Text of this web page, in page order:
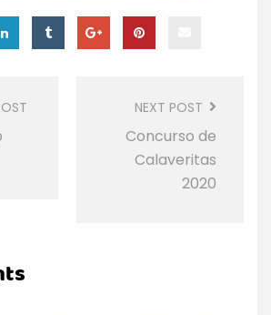
NEXT POST
Concurso de
Calaveritas
2020